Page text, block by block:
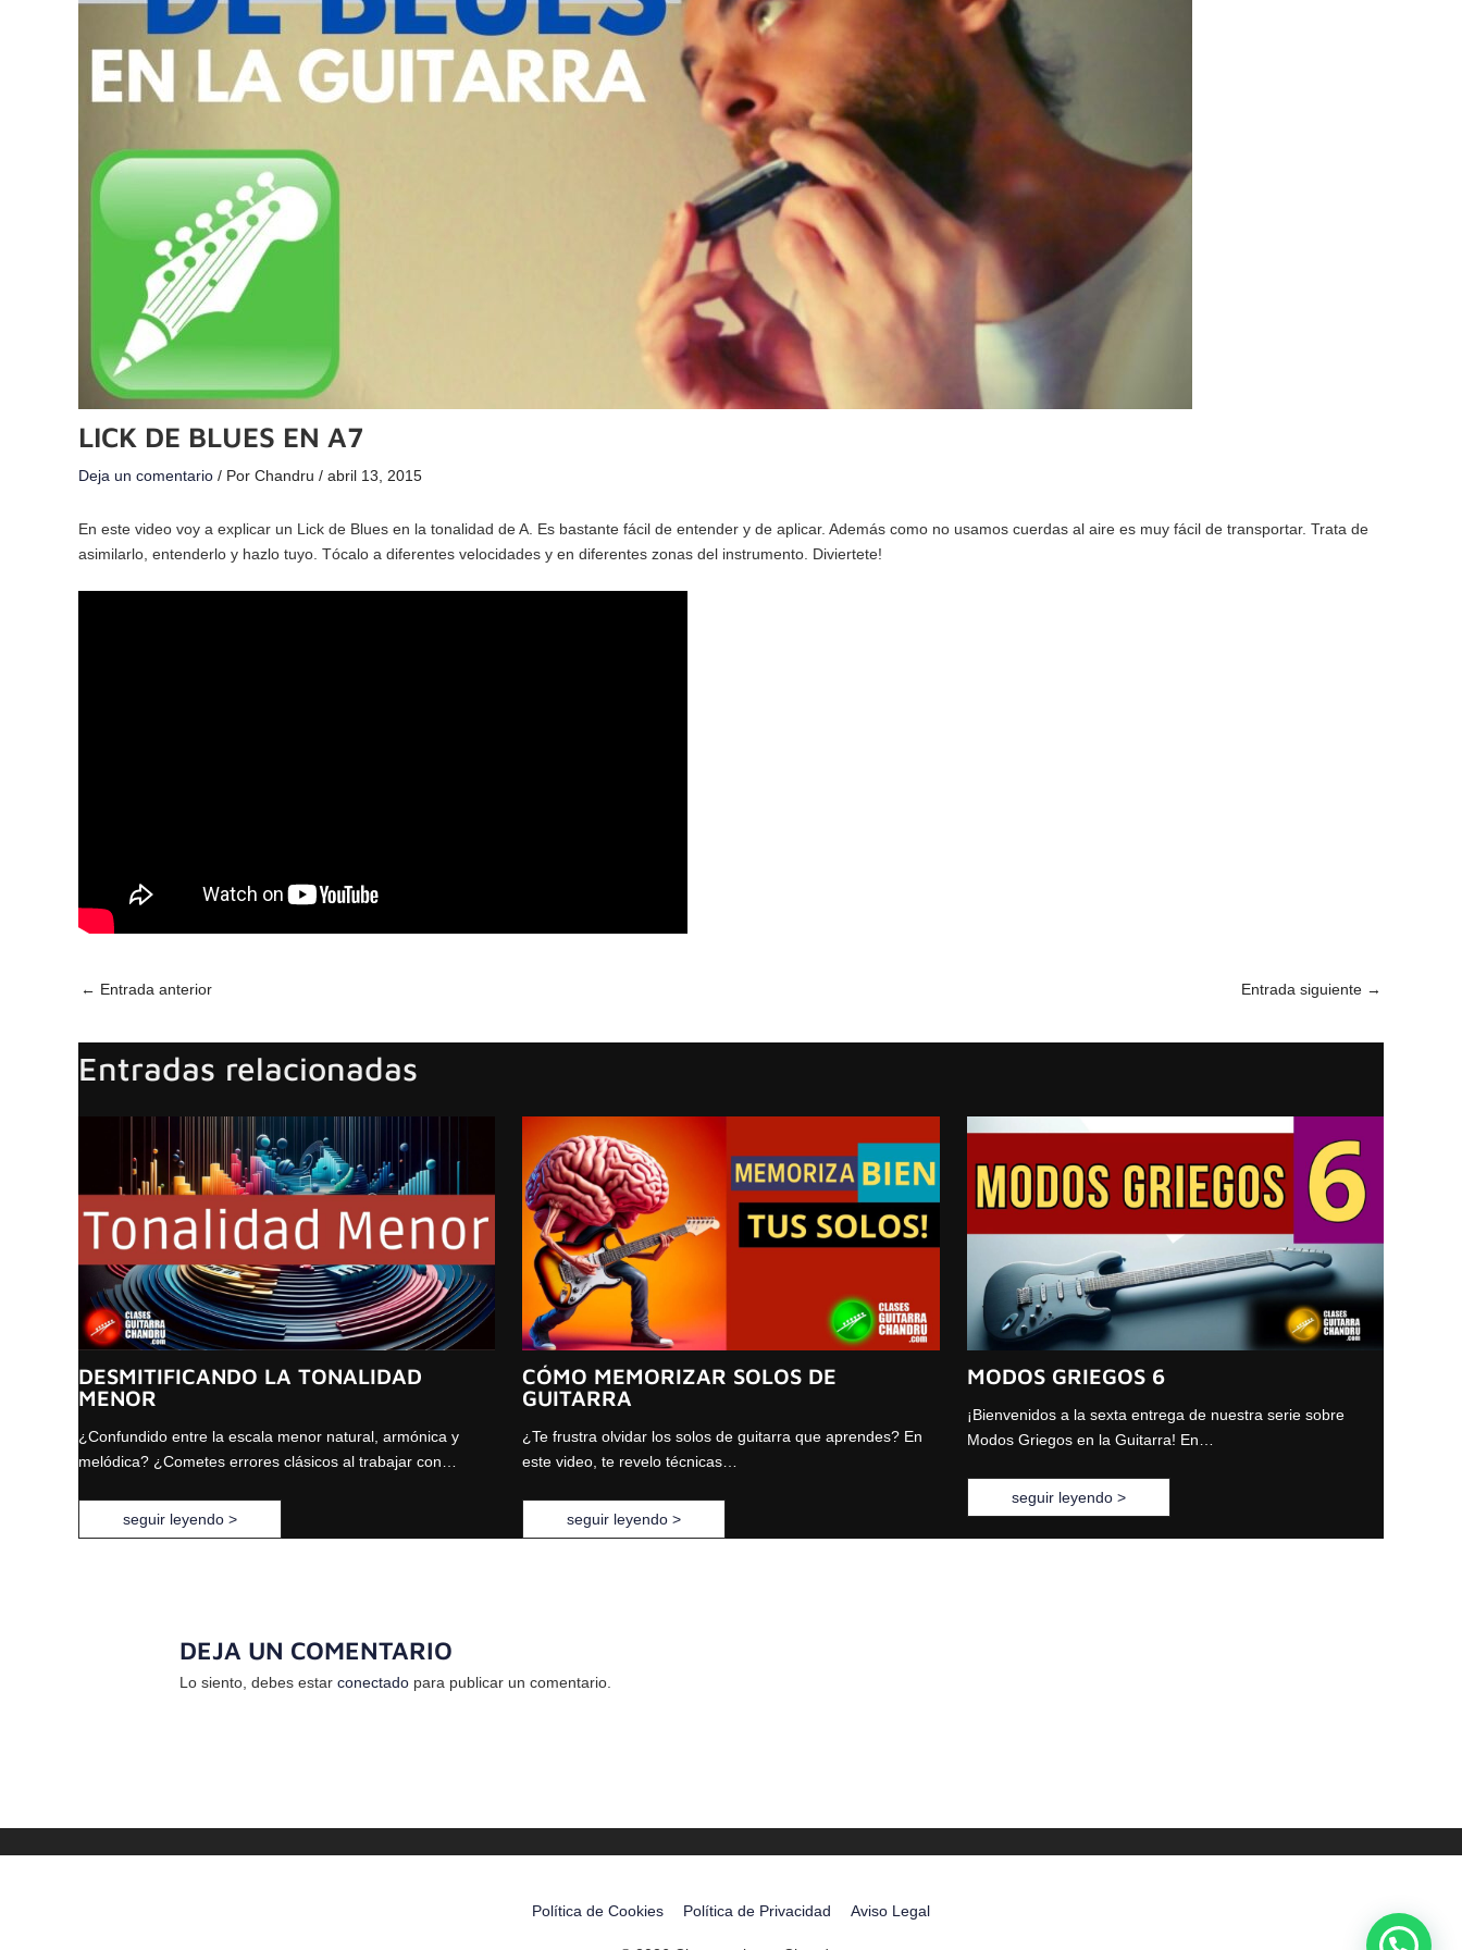
LICK DE BLUES EN A7
Deja un comentario / Por Chandru / abril 13, 2015
En este video voy a explicar un Lick de Blues en la tonalidad de A. Es bastante fácil de entender y de aplicar. Además como no usamos cuerdas al aire es muy fácil de transportar. Trata de
asimilarlo, entenderlo y hazlo tuyo. Tócalo a diferentes velocidades y en diferentes zonas del instrumento. Diviertete!
← Entrada anterior Entrada siguiente →
Entradas relacionadas
DESMITIFICANDO LA TONALIDAD
MENOR
¿Confundido entre la escala menor natural, armónica y
melódica? ¿Cometes errores clásicos al trabajar con…
seguir leyendo >
CÓMO MEMORIZAR SOLOS DE
GUITARRA
¿Te frustra olvidar los solos de guitarra que aprendes? En
este video, te revelo técnicas…
seguir leyendo >
MODOS GRIEGOS 6
¡Bienvenidos a la sexta entrega de nuestra serie sobre
Modos Griegos en la Guitarra! En…
seguir leyendo >
DEJA UN COMENTARIO
Lo siento, debes estarconectado para publicar un comentario.
Política de Cookies Política de Privacidad Aviso Legal